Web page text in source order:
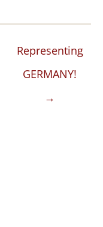
Representing
GERMANY!
→